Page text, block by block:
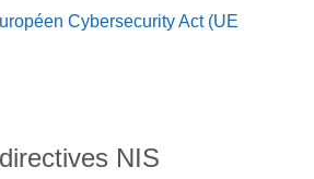
Cybersecurity Act (UE
NIS